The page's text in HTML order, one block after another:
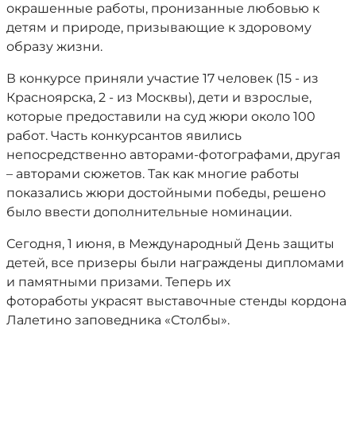
окрашенные работы, пронизанные любовью к
детям и природе, призывающие к здоровому
образу жизни.
В конкурсе приняли участие 17 человек (15 - из
Красноярска, 2 - из Москвы), дети и взрослые,
которые предоставили на суд жюри около 100
работ. Часть конкурсантов явились
непосредственно авторами-фотографами, другая
– авторами сюжетов. Так как многие работы
показались жюри достойными победы, решено
было ввести дополнительные номинации.
Сегодня, 1 июня, в Международный День защиты
детей, все призеры были награждены дипломами
и памятными призами. Теперь их
фотоработы украсят выставочные стенды кордона
Лалетино заповедника «Столбы».